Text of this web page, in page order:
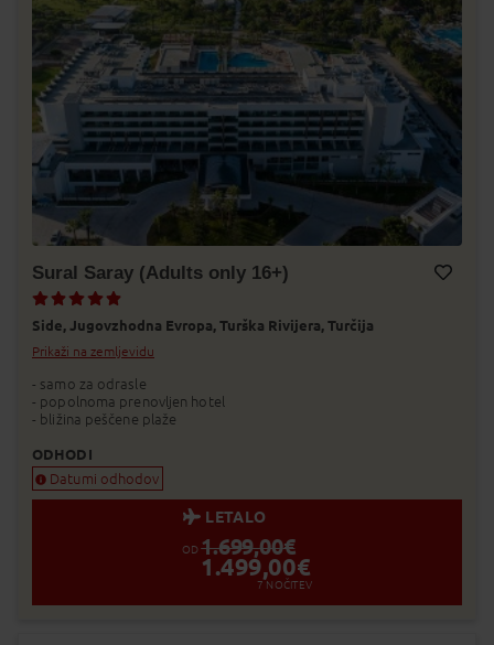
Sural Saray (Adults only 16+)
Side,
Jugovzhodna Evropa, Turška Rivijera, Turčija
Prikaži na zemljevidu
- samo za odrasle
- popolnoma prenovljen hotel
- bližina peščene plaže
ODHODI
Datumi odhodov
LETALO
OD1.699,00€
1.499,00€
7 NOČITEV